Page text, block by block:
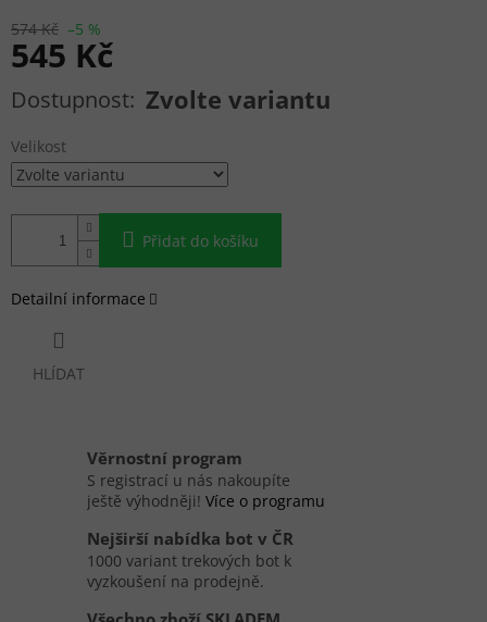
574 Kč –5 %
545 Kč
Měrná cena: Zvolte variantu
Velikost
Přidat do košíku
Detailní informace
HLÍDAT
Věrnostní program
S registrací u nás nakoupíte
ještě výhodněji! Více o programu
Nejširší nabídka bot v ČR
1000 variant trekových bot k
vyzkoušení na prodejně.